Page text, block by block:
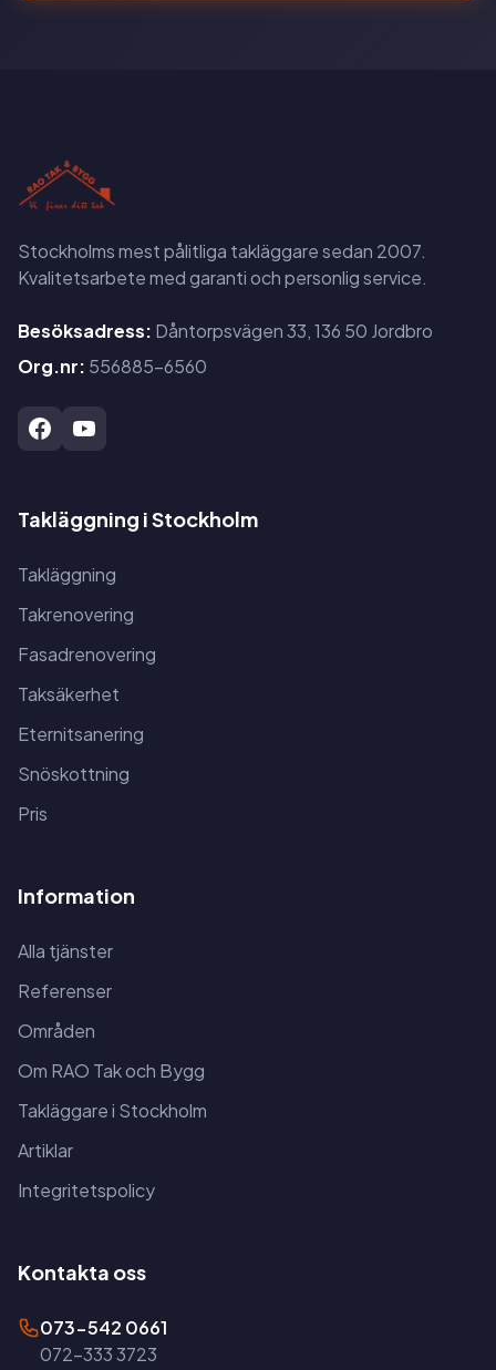
Stockholms mest pålitliga takläggare sedan 2007.
Kvalitetsarbete med garanti och personlig service.
Besöksadress: Dåntorpsvägen 33, 136 50 Jordbro
Org.nr: 556885-6560
Takläggning i Stockholm
Takläggning
Takrenovering
Fasadrenovering
Taksäkerhet
Eternitsanering
Snöskottning
Pris
Information
Alla tjänster
Referenser
Områden
Om RAO Tak och Bygg
Takläggare i Stockholm
Artiklar
Integritetspolicy
Kontakta oss
073-542 0661
072-333 3723